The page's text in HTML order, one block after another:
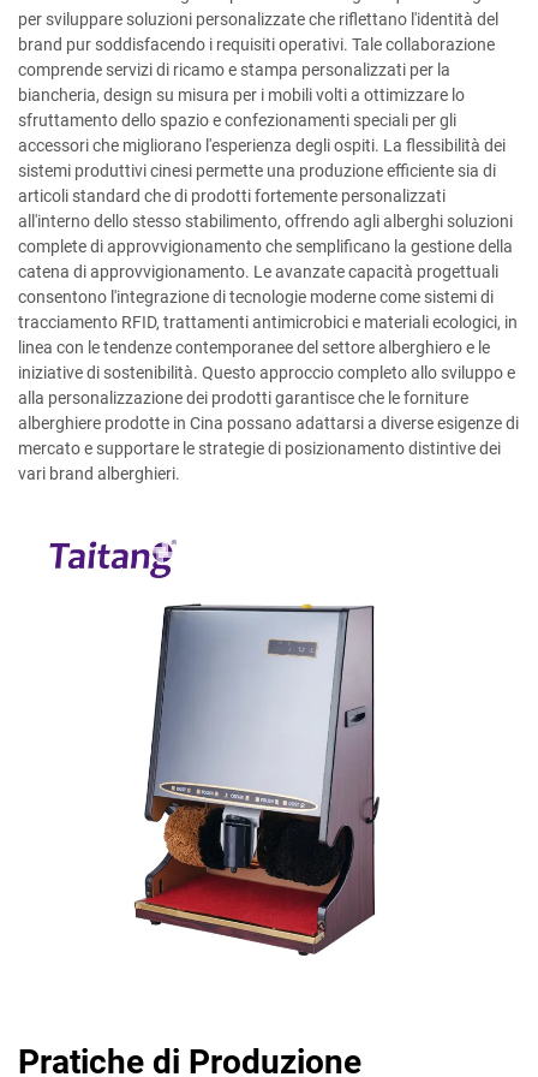
per sviluppare soluzioni personalizzate che riflettano l'identità del
brand pur soddisfacendo i requisiti operativi. Tale collaborazione
comprende servizi di ricamo e stampa personalizzati per la
biancheria, design su misura per i mobili volti a ottimizzare lo
sfruttamento dello spazio e confezionamenti speciali per gli
accessori che migliorano l'esperienza degli ospiti. La flessibilità dei
sistemi produttivi cinesi permette una produzione efficiente sia di
articoli standard che di prodotti fortemente personalizzati
all'interno dello stesso stabilimento, offrendo agli alberghi soluzioni
complete di approvvigionamento che semplificano la gestione della
catena di approvvigionamento. Le avanzate capacità progettuali
consentono l'integrazione di tecnologie moderne come sistemi di
tracciamento RFID, trattamenti antimicrobici e materiali ecologici, in
linea con le tendenze contemporanee del settore alberghiero e le
iniziative di sostenibilità. Questo approccio completo allo sviluppo e
alla personalizzazione dei prodotti garantisce che le forniture
alberghiere prodotte in Cina possano adattarsi a diverse esigenze di
mercato e supportare le strategie di posizionamento distintive dei
vari brand alberghieri.
Pratiche di Produzione